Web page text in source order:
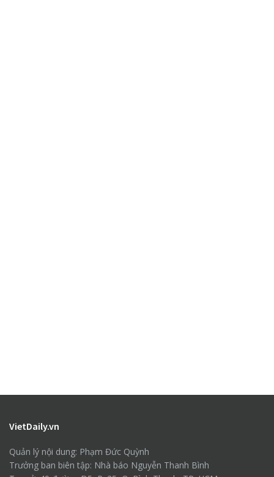
VietDaily.vn
Quản lý nội dung: Phạm Đức Quỳnh
Trưởng ban biên tập: Nhà báo Nguyễn Thanh Bình